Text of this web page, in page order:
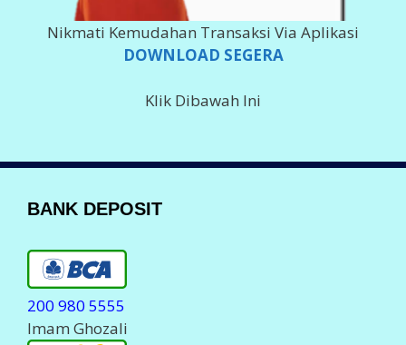
Nikmati Kemudahan Transaksi Via Aplikasi
DOWNLOAD SEGERA
Klik Dibawah Ini
BANK DEPOSIT
200 980 5555
Imam Ghozali